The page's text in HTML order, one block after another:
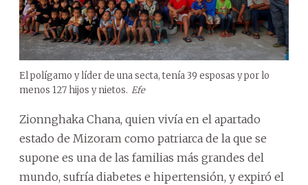
El polígamo y líder de una secta, tenía 39 esposas y por lo
menos 127 hijos y nietos. Efe
Zionnghaka Chana, quien vivía en el apartado
estado de Mizoram como patriarca de la que se
supone es una de las familias más grandes del
mundo, sufría diabetes e hipertensión, y expiró el